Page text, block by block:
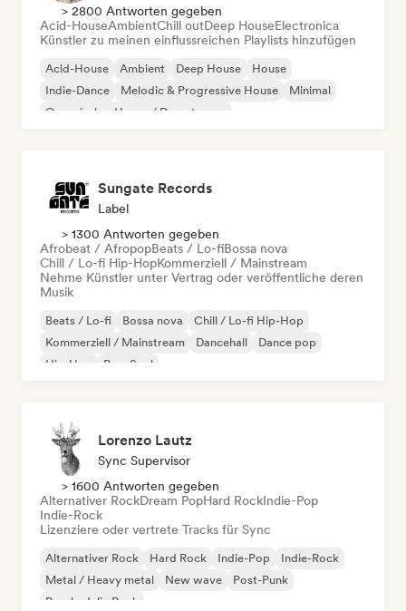
> 2800 Antworten gegeben
Acid-HouseAmbientChill outDeep HouseElectronica
Künstler zu meinen einflussreichen Playlists hinzufügen
Acid-House Ambient Deep House
House
Indie-Dance
Melodic & Progressive House
Minimal
Organischer House / Downtempo
Sungate Records
Label
> 1300 Antworten gegeben
Afrobeat / AfropopBeats / Lo-fiBossa nova
Chill / Lo-fi Hip-HopKommerziell / Mainstream
Nehme Künstler unter Vertrag oder veröffentliche deren
Musik
Beats / Lo-fi Bossa nova
Chill / Lo-fi Hip-Hop
Kommerziell / Mainstream
Dancehall
Dance pop
Hip-Hop
Pop-Soul
Lorenzo Lautz
Sync Supervisor
> 1600 Antworten gegeben
Alternativer RockDream PopHard RockIndie-Pop
Indie-Rock
Lizenziere oder vertrete Tracks für Sync
Alternativer Rock Hard Rock Indie-Pop
Indie-Rock
Metal / Heavy metal
New wave
Post-Punk
Psychedelic Rock